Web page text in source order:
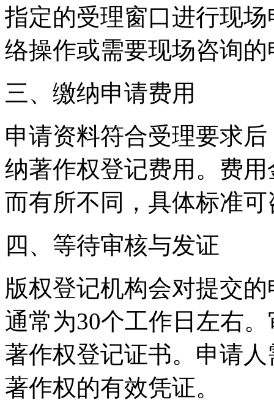
指定的受理窗口进行现
络操作或需要现场咨询
三、缴纳申请费用
申请资料符合受理要求
纳著作权登记费用。费
而有所不同，具体标准
四、等待审核与发证
版权登记机构会对提交
通常为30个工作日左右
著作权登记证书。申请
著作权的有效凭证。